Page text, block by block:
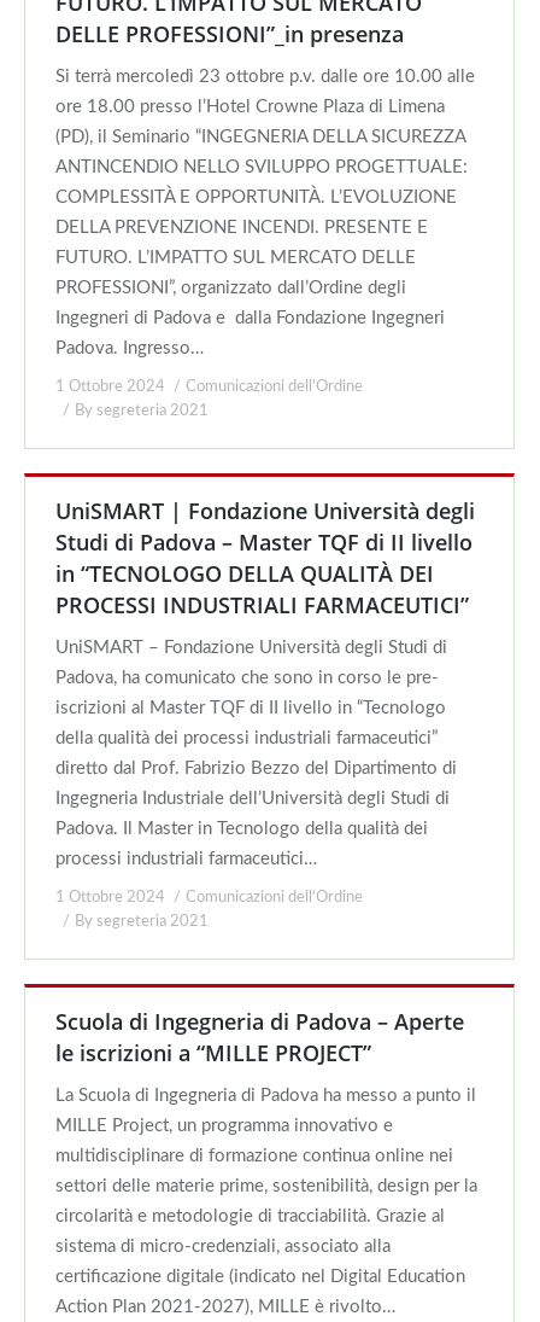
DELLE PROFESSIONI”_in presenza
Si terrà mercoledì 23 ottobre p.v. dalle ore 10.00 alle
ore 18.00 presso l’Hotel Crowne Plaza di Limena
(PD), il Seminario “INGEGNERIA DELLA SICUREZZA
ANTINCENDIO NELLO SVILUPPO PROGETTUALE:
COMPLESSITÀ E OPPORTUNITÀ. L’EVOLUZIONE
DELLA PREVENZIONE INCENDI. PRESENTE E
FUTURO. L’IMPATTO SUL MERCATO DELLE
PROFESSIONI”, organizzato dall’Ordine degli
Ingegneri di Padova e dalla Fondazione Ingegneri
Padova. Ingresso…
1 Ottobre 2024
Comunicazioni dell'Ordine
By segreteria 2021
UniSMART | Fondazione Università degli
Studi di Padova – Master TQF di II livello
in “TECNOLOGO DELLA QUALITÀ DEI
PROCESSI INDUSTRIALI FARMACEUTICI”
UniSMART – Fondazione Università degli Studi di
Padova, ha comunicato che sono in corso le pre-
iscrizioni al Master TQF di II livello in “Tecnologo
della qualità dei processi industriali farmaceutici”
diretto dal Prof. Fabrizio Bezzo del Dipartimento di
Ingegneria Industriale dell’Università degli Studi di
Padova. Il Master in Tecnologo della qualità dei
processi industriali farmaceutici…
1 Ottobre 2024
Comunicazioni dell'Ordine
By segreteria 2021
Scuola di Ingegneria di Padova – Aperte
le iscrizioni a “MILLE PROJECT”
La Scuola di Ingegneria di Padova ha messo a punto il
MILLE Project, un programma innovativo e
multidisciplinare di formazione continua online nei
settori delle materie prime, sostenibilità, design per la
circolarità e metodologie di tracciabilità. Grazie al
sistema di micro-credenziali, associato alla
certificazione digitale (indicato nel Digital Education
Action Plan 2021-2027), MILLE è rivolto…